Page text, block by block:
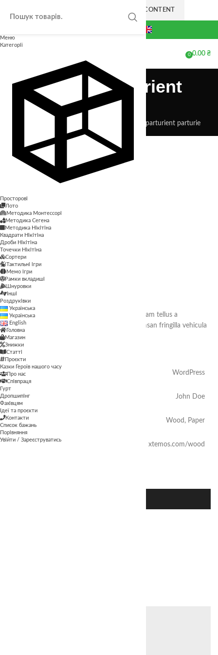
SKIP TO MAIN CONTENT
0 0.00 ₴
Potenti parturient
parturie
Potenti parturient parturie
Sticky Sidebar
Details available with Every Demo
Hac vitae sem class fames vehicula nascetur nam tellus a
condimentum inceptos mus rhoncus et accumsan fringilla vehicula
nascetur amet fermentum rutrum.
Client WordPress
Designer John Doe
Materials Wood, Paper
Website xtemos.com/wood
Меню
Категорії
Просторові
Лото
Методика Монтессорі
Методика Сегена
Методика Нікітіна
Квадрати Нікітіна
Дроби Нікітіна
Точечки Нікітіна
Сортери
Тактильні ігри
Мемо ігри
Рамки вкладиші
Шнуровки
Інші
Роздруківки
Українська
Українська
English
Головна
Магазин
Знижки
Статті
Проєкти
Казки Героїв нашого часу
Про нас
Співпраця
Гурт
Дропшипінг
Фахівцям
Ідеї та проєкти
Контакти
Список бажань
Порівняння
Увійти / Зареєструватись